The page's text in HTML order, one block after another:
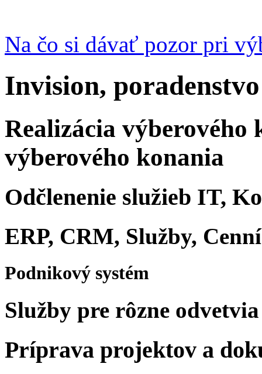
Na čo si dávať pozor pri
Invision,
Realizácia
výberového konania
Odčlenenie služieb IT,
ERP, CRM, Služby,
Podnikový systém
Služby pre rôzne odvetvia
Príprava projektov a